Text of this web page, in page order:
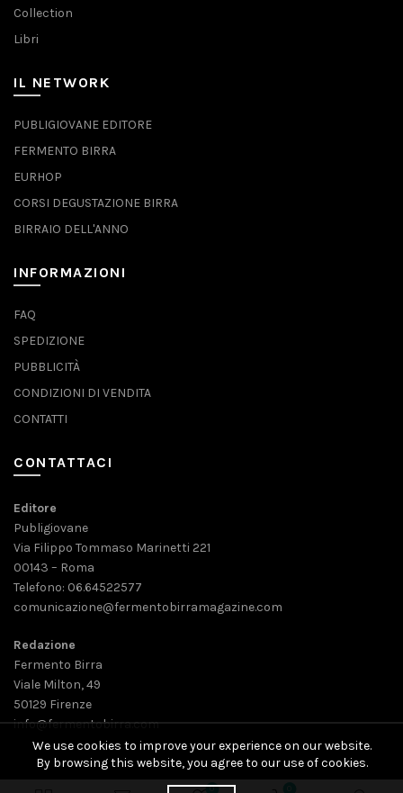
Collection
Libri
IL NETWORK
PUBLIGIOVANE EDITORE
FERMENTO BIRRA
EURHOP
CORSI DEGUSTAZIONE BIRRA
BIRRAIO DELL'ANNO
INFORMAZIONI
FAQ
SPEDIZIONE
PUBBLICITÀ
CONDIZIONI DI VENDITA
CONTATTI
CONTATTACI
Editore
Publigiovane
Via Filippo Tommaso Marinetti 221
00143 – Roma
Telefono: 06.64522577
comunicazione@fermentobirramagazine.com
Redazione
Fermento Birra
Viale Milton, 49
50129 Firenze
info@fermentobirra.com
0
We use cookies to improve your experience on our website.
By browsing this website, you agree to our use of cookies.